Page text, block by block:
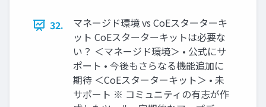
32.
マネージド環境 vs CoEスターターキ
ット CoEスターターキットは必要な
い？ ＜マネージド環境＞ • 公式にサ
ポート • 今後もさらなる機能追加に
期待 ＜CoEスターターキット＞ • 未
サポート ※ コミュニティの有志が作